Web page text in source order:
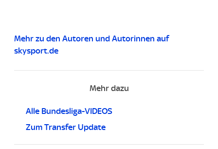
Mehr zu den Autoren und Autorinnen auf
skysport.de
Mehr dazu
Alle Bundesliga-VIDEOS
Zum Transfer Update